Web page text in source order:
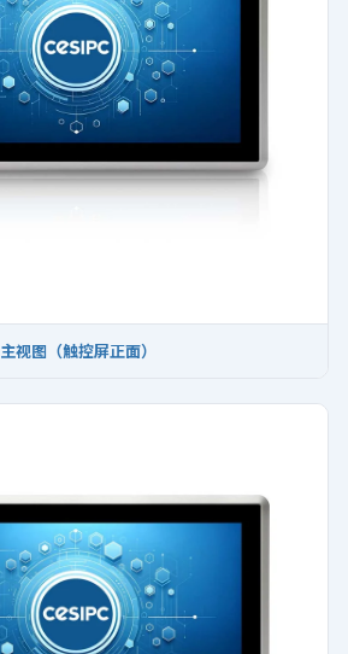
主视图（触控屏正面）